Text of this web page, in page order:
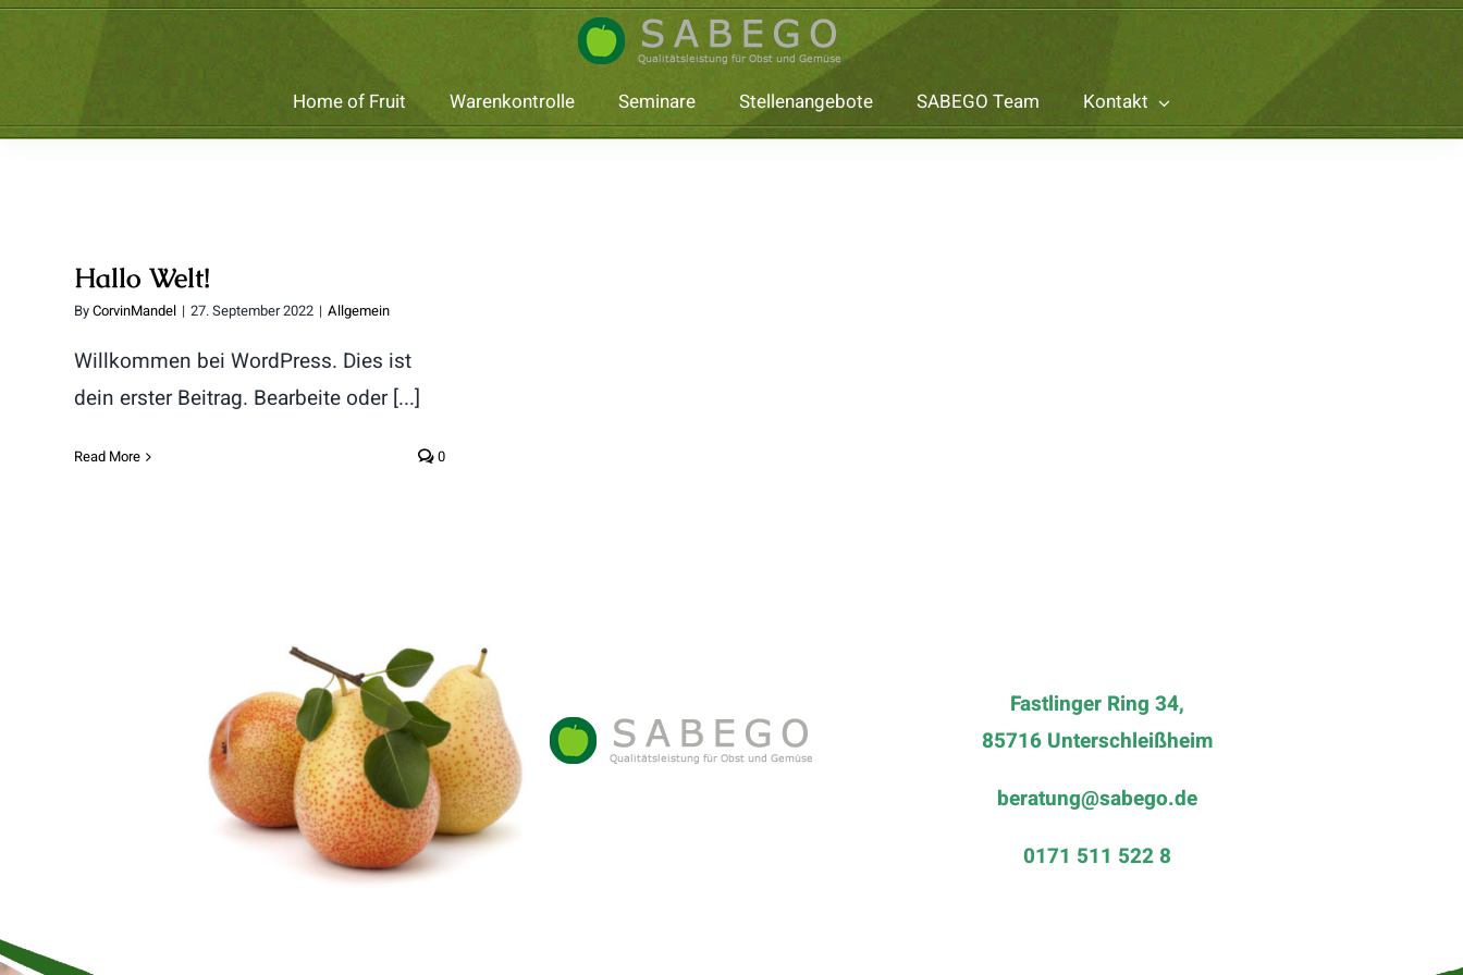
Skip
Home of Fruit Warenkontrolle Seminare Stellenangebote SABEGO Team Kontakt
Hallo Welt!
ByCorvinMandel | 27. September 2022 | Allgemein
Willkommen bei WordPress. Dies ist
dein erster Beitrag. Bearbeite oder [...]
Read More 0
Fastlinger Ring 34,
85716 Unterschleißheim
beratung@sabego.de
0171 511 522 8